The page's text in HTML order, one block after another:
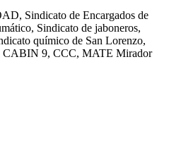
Sindicato de Encargados de
Sindicato de jaboneros,
químico de San Lorenzo,
CABIN 9, CCC, MATE Mirador